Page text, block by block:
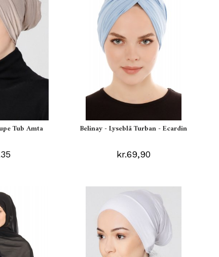
Tub Amta Belinay - Lyseblå Turban - Ecardin
kr.69,90